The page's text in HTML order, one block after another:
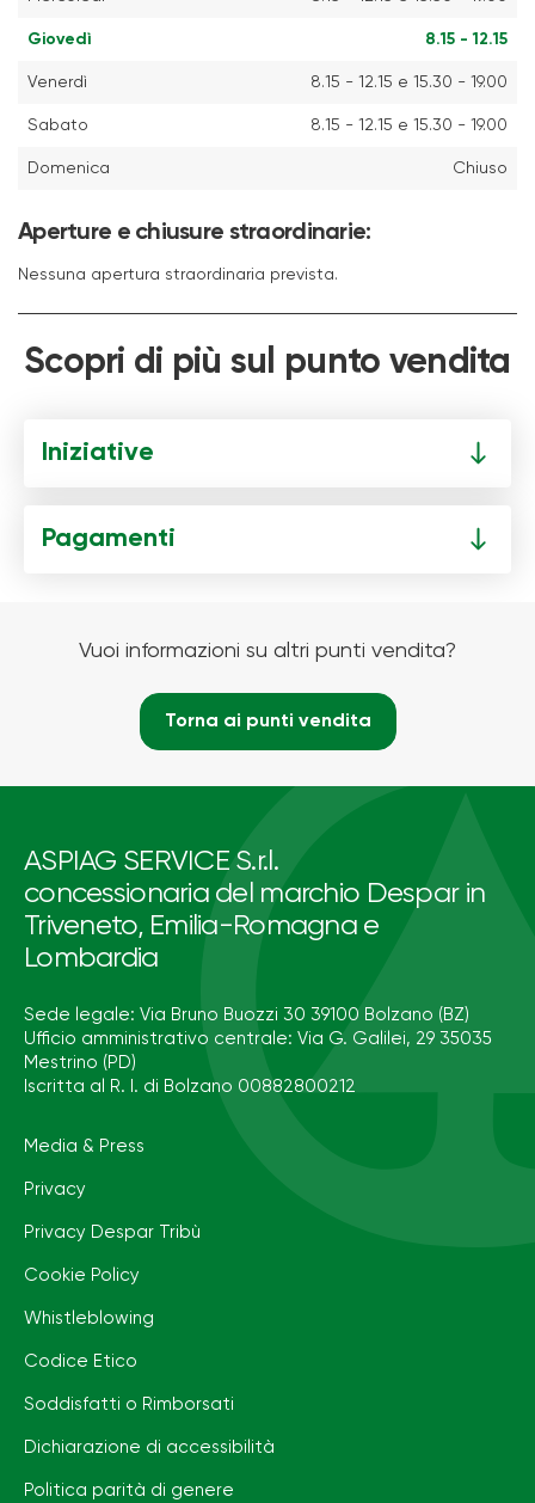
Giovedì 8.15 - 12.15
Venerdì 8.15 - 12.15 e 15.30 - 19.00
Sabato 8.15 - 12.15 e 15.30 - 19.00
Domenica Chiuso
Aperture e chiusure straordinarie:
Nessuna apertura straordinaria prevista.
Scopri di più sul punto vendita
Iniziative
Pagamenti
Vuoi informazioni su altri punti vendita?
Torna ai punti vendita
ASPIAG SERVICE S.r.l.
concessionaria del marchio Despar in
Triveneto, Emilia-Romagna e
Lombardia
Sede legale: Via Bruno Buozzi 30 39100 Bolzano (BZ)
Ufficio amministrativo centrale: Via G. Galilei, 29 35035
Mestrino (PD)
Iscritta al R. I. di Bolzano 00882800212
Media & Press
Privacy
Privacy Despar Tribù
Cookie Policy
Whistleblowing
Codice Etico
Soddisfatti o Rimborsati
Dichiarazione di accessibilità
Politica parità di genere